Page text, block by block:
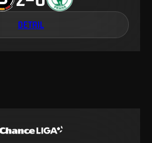
DETAIL